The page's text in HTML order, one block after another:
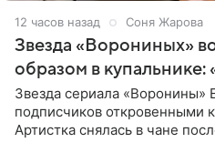
12 часов назад Соня Жарова
Звезда «Ворониных»
образом в купальнике:
Звезда сериала «Воронины»
подписчиков откровенными
Артистка снялась в чане